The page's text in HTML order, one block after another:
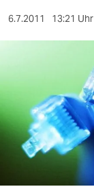
sport
nord
wahrheit
verlag
6.7.2011 13:21 Uhr